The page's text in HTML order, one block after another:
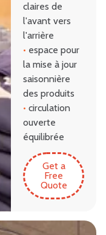
claires de
l'avant vers
l'arrière
• espace pour
la mise à jour
saisonnière
des produits
• circulation
ouverte
équilibrée
Get a
Free
Quote